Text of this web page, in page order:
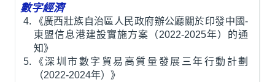
數字經濟
《廣西壯族自治區人民政府辦公廳關於印發中國-
東盟信息港建設實施方案（2022-2025年）的通
知》
《深圳市數字貿易高質量發展三年行動計劃
（2022-2024年）》